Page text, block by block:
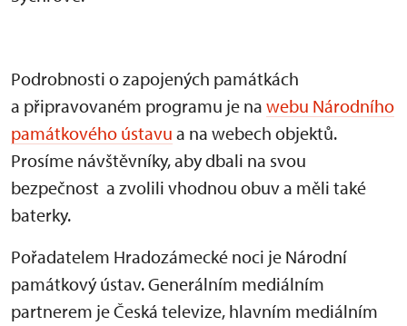
Podrobnosti o zapojených památkách
a připravovaném programu je na webu Národního
památkového ústavu a na webech objektů.
Prosíme návštěvníky, aby dbali na svou
bezpečnost a zvolili vhodnou obuv a měli také
baterky.
Pořadatelem Hradozámecké noci je Národní
památkový ústav. Generálním mediálním
partnerem je Česká televize, hlavním mediálním